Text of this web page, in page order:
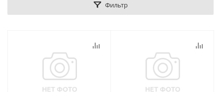
Фильтр